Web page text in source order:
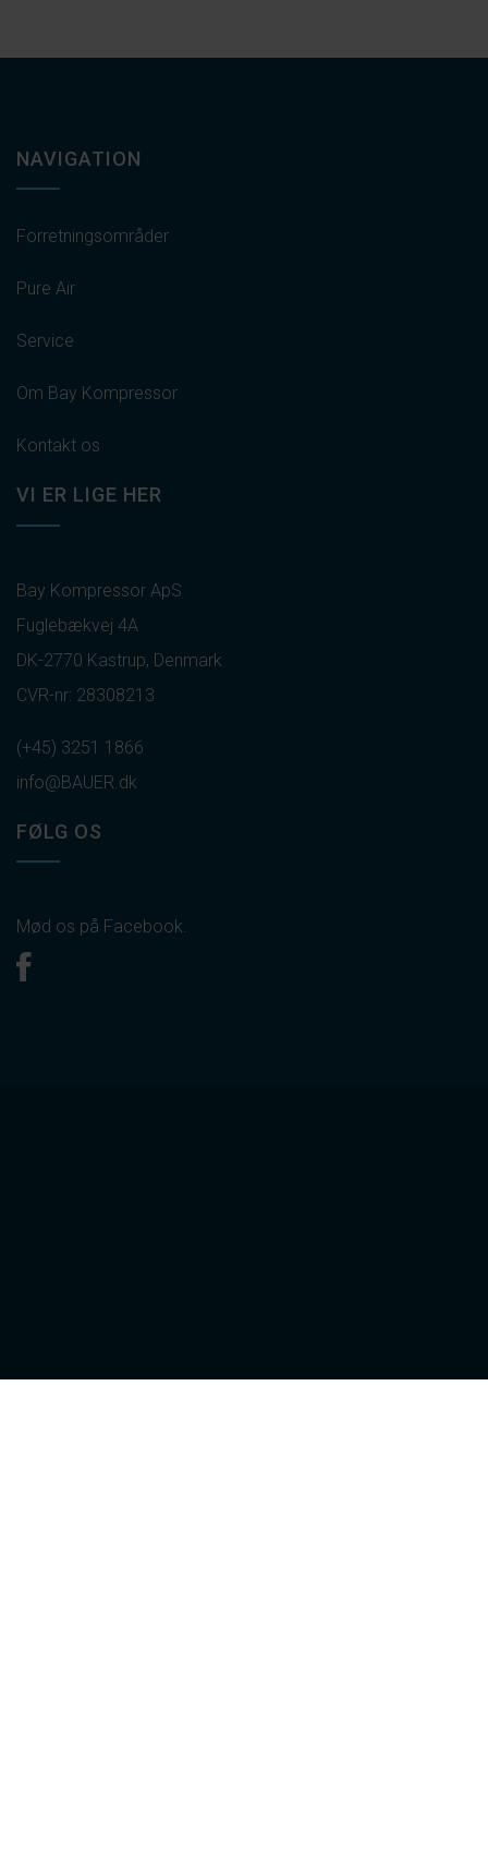
NAVIGATION
Forretningsområder
Pure Air
Service
Om Bay Kompressor
Kontakt os
VI ER LIGE HER
Bay Kompressor ApS
Fuglebækvej 4A
DK-2770 Kastrup, Denmark
CVR-nr: 28308213
(+45) 3251 1866
info@BAUER.dk
FØLG OS
Mød os på Facebook.